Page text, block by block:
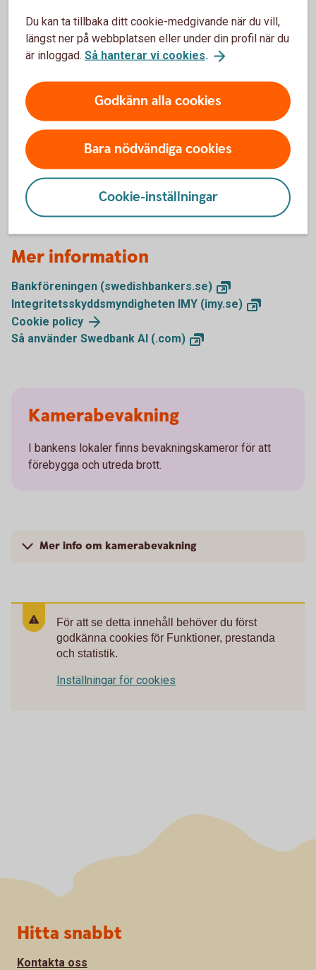
Vilka rättigheter har du?
Hur länge sparar vi dina personuppgifter?
Direktmarknadsföring
Kontakta oss, dataskyddsombudet eller
Integritetsskyddsmyndigheten
Mer information
Bankföreningen (swedishbankers.se)
Integritetsskyddsmyndigheten IMY (imy.se)
Cookie policy
Så använder Swedbank AI (.com)
Kamerabevakning
I bankens lokaler finns bevakningskameror för att
förebygga och utreda brott.
Mer info om kamerabevakning
För att se detta innehåll behöver du först
godkänna cookies för Funktioner, prestanda
och statistik.
Inställningar för cookies
Du kan ta tillbaka ditt cookie-medgivande när du vill,
längst ner på webbplatsen eller under din profil när du
är inloggad. Så hanterar vi cookies.
Godkänn alla cookies
Bara nödvändiga cookies
Cookie-inställningar
Sidfot
Hitta snabbt
Kontakta oss